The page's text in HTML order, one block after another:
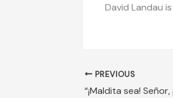
David Landau
PREVIOUS